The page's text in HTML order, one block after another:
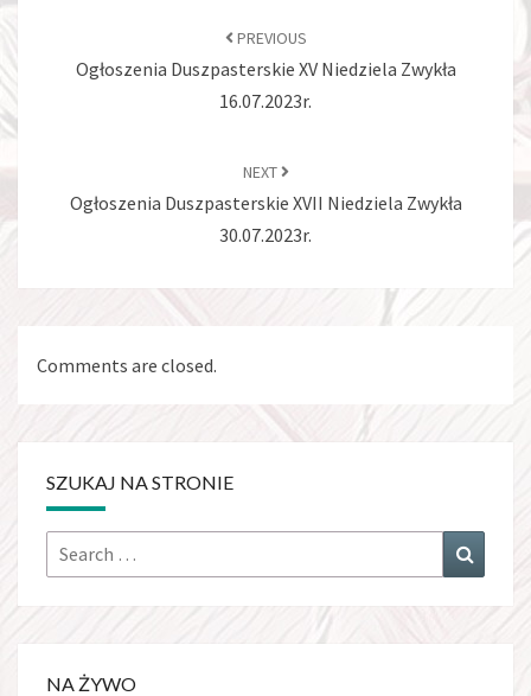
PREVIOUS
Ogłoszenia Duszpasterskie XV Niedziela Zwykła
16.07.2023r.
NEXT
Ogłoszenia Duszpasterskie XVII Niedziela Zwykła
30.07.2023r.
Comments are closed.
SZUKAJ NA STRONIE
NA ŻYWO